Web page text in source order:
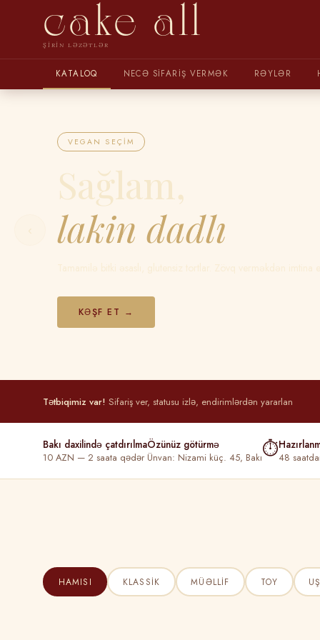
cake all
ŞIRIN LƏZƏTLƏR
KATALOQ NECƏ SIFARIŞ VERMƏK RƏYLƏR
VEGAN SEÇIM
Sağlam,
lakin dadlı
Tamamilə bitki əsaslı, glutensiz tortlar. Zövq verməkdən imtina
KƏŞF ET →
‹
Tətbiqimiz var! Sifariş ver, statusu izlə, endirimlərdən yararlan
Bakı daxilində çatdırılma
10 AZN — 2 saata qədər
Özünüz götürmə
Ünvan: Nizami küç. 45, Bakı⏱48
HAMISI KLASSIK MÜƏLLIF TOY